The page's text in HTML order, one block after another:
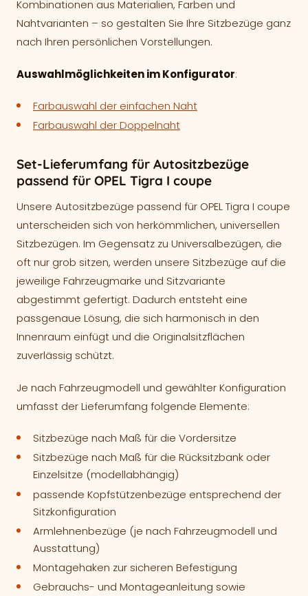
Kombinationen aus Materialien, Farben und
Nahtvarianten – so gestalten Sie Ihre Sitzbezüge ganz
nach Ihren persönlichen Vorstellungen.
Auswahlmöglichkeiten im Konfigurator:
Farbauswahl der einfachen Naht
Farbauswahl der Doppelnaht
Set-Lieferumfang für Autositzbezüge
passend für OPEL Tigra I coupe
Unsere Autositzbezüge passend für OPEL Tigra I coupe
unterscheiden sich von herkömmlichen, universellen
Sitzbezügen. Im Gegensatz zu Universalbezügen, die
oft nur grob sitzen, werden unsere Sitzbezüge auf die
jeweilige Fahrzeugmarke und Sitzvariante
abgestimmt gefertigt. Dadurch entsteht eine
passgenaue Lösung, die sich harmonisch in den
Innenraum einfügt und die Originalsitzflächen
zuverlässig schützt.
Je nach Fahrzeugmodell und gewählter Konfiguration
umfasst der Lieferumfang folgende Elemente:
Sitzbezüge nach Maß für die Vordersitze
Sitzbezüge nach Maß für die Rücksitzbank oder
Einzelsitze (modellabhängig)
passende Kopfstützenbezüge entsprechend der
Sitzkonfiguration
Armlehnenbezüge (je nach Fahrzeugmodell und
Ausstattung)
Montagehaken zur sicheren Befestigung
Gebrauchs- und Montageanleitung sowie